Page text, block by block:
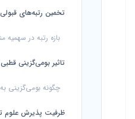
تخمین رتبه‌های قبولی
بازه رتبه در سهمیه
تاثیر بومی‌گزینی قطبی
چگونه بومی‌گزینی
ظرفیت پذیرش علوم